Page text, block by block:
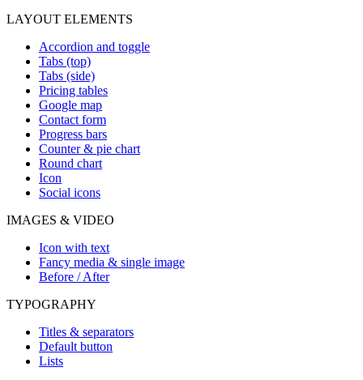
LAYOUT ELEMENTS
Accordion and toggle
Tabs (top)
Tabs (side)
Pricing tables
Google map
Contact form
Progress bars
Counter & pie chart
Round chart
Icon
Social icons
IMAGES & VIDEO
Icon with text
Fancy media & single image
Before / After
TYPOGRAPHY
Titles & separators
Default button
Lists